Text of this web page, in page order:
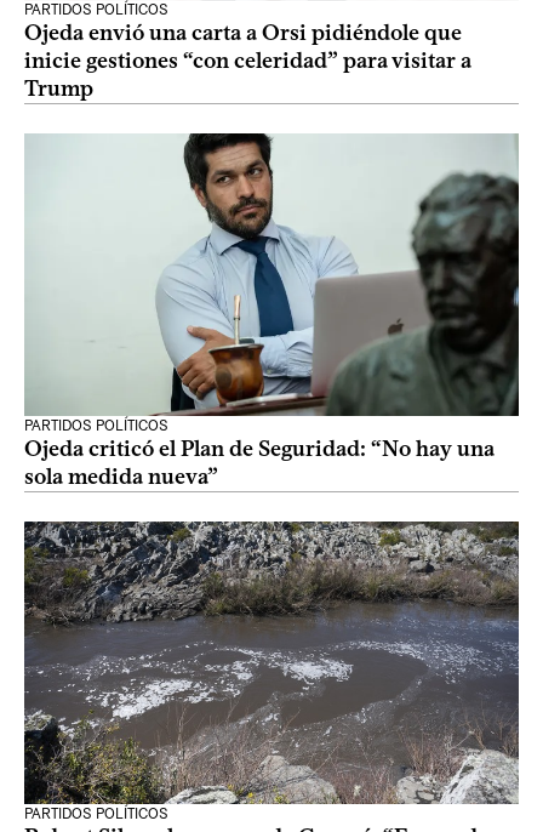
PARTIDOS POLÍTICOS
Ojeda envió una carta a Orsi pidiéndole que
inicie gestiones “con celeridad” para visitar a
Trump
PARTIDOS POLÍTICOS
Ojeda criticó el Plan de Seguridad: “No hay una
sola medida nueva”
PARTIDOS POLÍTICOS